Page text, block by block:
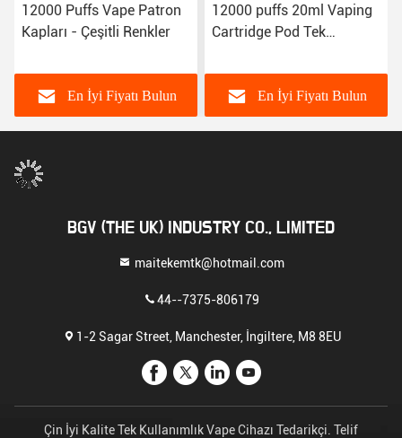
12000 Puffs Vape Patron
Kapları - Çeşitli Renkler
En İyi Fiyatı Bulun
12000 puffs 20ml Vaping
Cartridge Pod Tek
Cihaz Pod
En İyi Fiyatı Bulun
BGV (THE UK) INDUSTRY CO., LIMITED
maitekemtk@hotmail.com
44--7375-806179
1-2 Sagar Street, Manchester, İngiltere, M8 8EU
Çin İyi Kalite Tek Kullanımlık Vape Cihazı Tedarikçi. Telif